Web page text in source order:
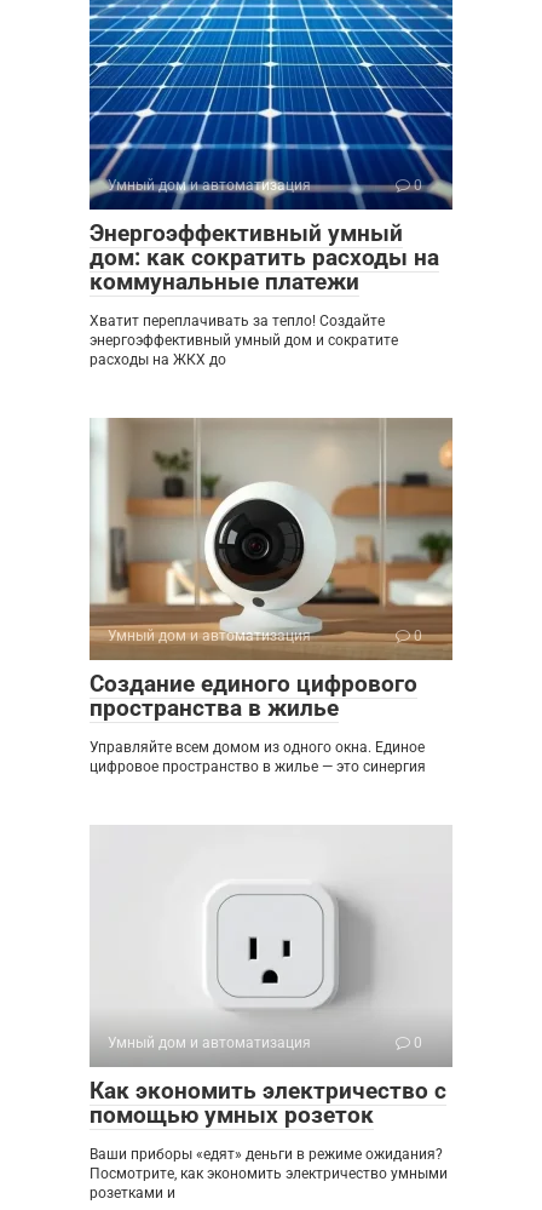
Умный дом и автоматизация 0
Энергоэффективный умный
дом: как сократить расходы на
коммунальные платежи
Хватит переплачивать за тепло! Создайте
энергоэффективный умный дом и сократите
расходы на ЖКХ до
Умный дом и автоматизация 0
Создание единого цифрового
пространства в жилье
Управляйте всем домом из одного окна. Единое
цифровое пространство в жилье — это синергия
Умный дом и автоматизация 0
Как экономить электричество с
помощью умных розеток
Ваши приборы «едят» деньги в режиме ожидания?
Посмотрите, как экономить электричество умными
розетками и